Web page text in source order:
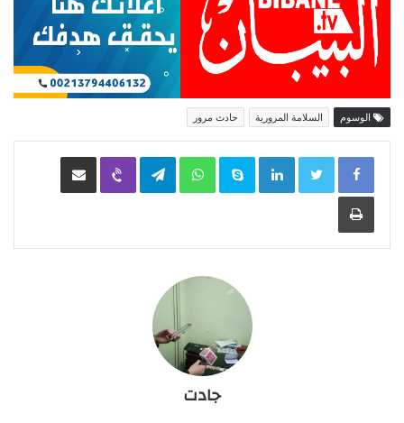
الوسوم السلامة المرورية حادث مرور
LinkedIn
Skype
WhatsApp
Telegram
Viber مشاركة عبر البريد
طباعة
جادت